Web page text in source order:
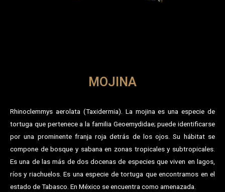
MOJINA
Rhinoclemmys aerolata (Taxidermia). La mojina es una especie de
tortuga que pertenece a la familia Geoemydidae; puede identificarse
por una prominente franja roja detrás de los ojos. Su hábitat se
compone de bosque y sabana en zonas tropicales y subtropicales.
Es una de las más de dos docenas de especies que viven en lagos,
ríos y riachuelos. Es una especie de tortuga que encontramos en el
estado de Tabasco. En México se encuentra como amenazada.